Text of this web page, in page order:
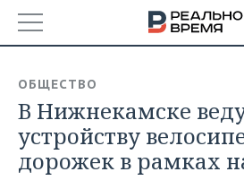
БАШКОРТОСТАН
ТАТАРСТАН
НОВОСТИ
АНАЛИТИКА
ОБЩЕСТВО
В Нижнекамске
устройству
дорожек в рамках